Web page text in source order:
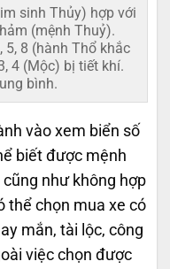
sinh Thủy) hợp với
(mệnh Thuỷ).
5, 8 (hành Thổ khắc
4 (Mộc) bị tiết khí.
bình.
vào xem biển số
biết được mệnh
như không hợp
thể chọn mua xe có
mắn, tài lộc, công
việc chọn được